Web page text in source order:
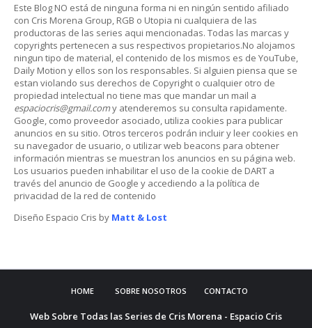
Este Blog NO está de ninguna forma ni en ningún sentido afiliado
con Cris Morena Group, RGB o Utopia ni cualquiera de las
productoras de las series aqui mencionadas. Todas las marcas y
copyrights pertenecen a sus respectivos propietarios.No alojamos
ningun tipo de material, el contenido de los mismos es de YouTube,
Daily Motion y ellos son los responsables. Si alguien piensa que se
estan violando sus derechos de Copyright o cualquier otro de
propiedad intelectual no tiene mas que mandar un mail a
espaciocris@gmail.comy atenderemos su consulta rapidamente.
Google, como proveedor asociado, utiliza cookies para publicar
anuncios en su sitio. Otros terceros podrán incluir y leer cookies en
su navegador de usuario, o utilizar web beacons para obtener
información mientras se muestran los anuncios en su página web.
Los usuarios pueden inhabilitar el uso de la cookie de DART a
través del anuncio de Google y accediendo a la política de
privacidad de la red de contenido
Diseño Espacio Cris by Matt & Lost
HOME SOBRE NOSOTROS CONTACTO
Web Sobre Todas las Series de Cris Morena - Espacio Cris